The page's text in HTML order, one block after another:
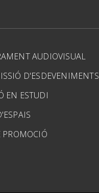
AUDIOVISUAL
D'ESDEVENIMENTS
EN ESTUDI
PROMOCIÓ